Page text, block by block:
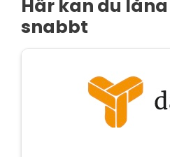
Här kan du låna
snabbt